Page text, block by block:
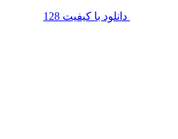
دانلود با کیفیت 128